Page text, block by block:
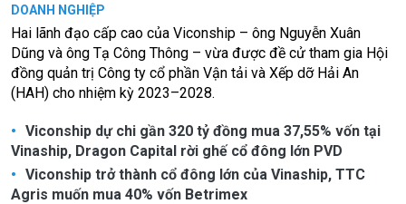
DOANH NGHIỆP
Hai lãnh đạo cấp cao của Viconship – ông Nguyễn Xuân
Dũng và ông Tạ Công Thông – vừa được đề cử tham gia Hội
đồng quản trị Công ty cổ phần Vận tải và Xếp dỡ Hải An
(HAH) cho nhiệm kỳ 2023–2028.
Viconship dự chi gần 320 tỷ đồng mua 37,55% vốn tại
Vinaship, Dragon Capital rời ghế cổ đông lớn PVD
Viconship trở thành cổ đông lớn của Vinaship, TTC
Agris muốn mua 40% vốn Betrimex